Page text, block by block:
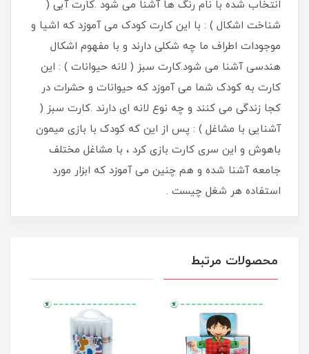
انتخاب شده با نام رنگ ها آشنا می شود .کارت آبی (
شناخت اشکال ) : با این کارت کودک می آموزد که اشیا و
موجودات اطراف ما چه شکلی دارند و با مفهوم اشکال
هندسی آشنا می شود.کارت سبز ( لانه حیوانات ) : این
کارت به کودک شما می آموزد که حیوانات و حشرات در
کجا زندگی می کنند و چه نوع لانه ای دارند .کارت سبز (
آشنایی با مشاغل ) : پس از این که کودک با بازی میمون
باهوش و این سری کارت بازی کرد ، با مشاغل مختلف
جامعه آشنا شده و هم چنین می آموزد که ابزار مورد
استفاده هر شغل چیست .
محصولات مرتبط